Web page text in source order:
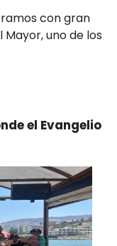
con gran
uno de los
el Evangelio